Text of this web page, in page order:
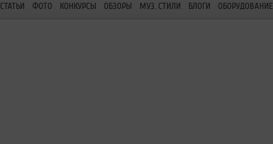
СТАТЬИ ФОТО КОНКУРСЫ ОБЗОРЫ МУЗ. СТИЛИ БЛОГИ ОБОРУДОВАНИЕ